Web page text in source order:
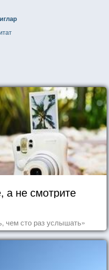
а не смотрите
чем сто раз услышать»